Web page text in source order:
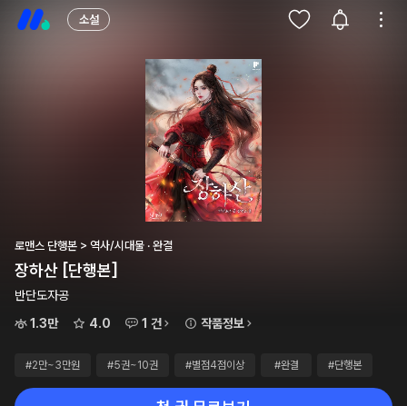
소설
로맨스 단행본 > 역사/시대물 · 완결
장하산 [단행본]
반단도자공
1.3만
4.0 1 건 작품정보
#2만~3만원 #5권~10권 #별점4점이상 #완결 #단행본